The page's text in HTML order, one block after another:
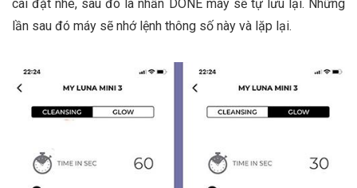
cài đặt nhé, sau đó là nhấn DONE máy sẽ tự lưu lại. Những
lần sau đó máy sẽ nhớ lệnh thông số này và lặp lại.